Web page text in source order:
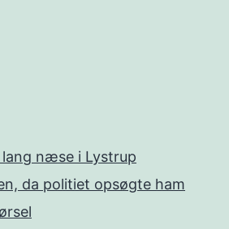
næse i Lystrup
da politiet opsøgte ham